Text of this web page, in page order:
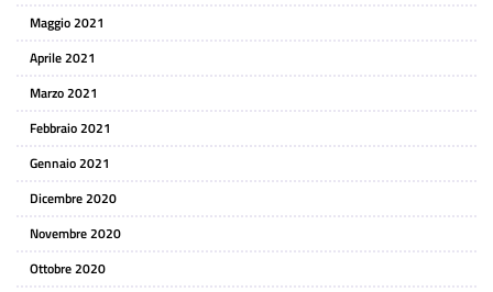
Maggio 2021
Aprile 2021
Marzo 2021
Febbraio 2021
Gennaio 2021
Dicembre 2020
Novembre 2020
Ottobre 2020